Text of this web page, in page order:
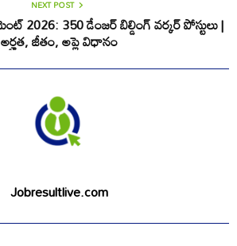
NEXT POST
2026: 350 డేంజర్ బిల్డింగ్ వర్కర్ పోస్టులు |
అర్హత, జీతం, అప్లై విధానం
Jobresultlive.com